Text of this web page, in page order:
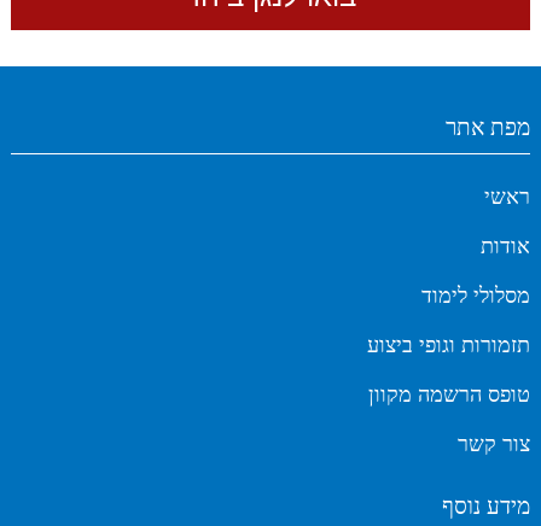
מפת אתר
ראשי
אודות
מסלולי לימוד
תזמורות וגופי ביצוע
טופס הרשמה מקוון
צור קשר
מידע נוסף